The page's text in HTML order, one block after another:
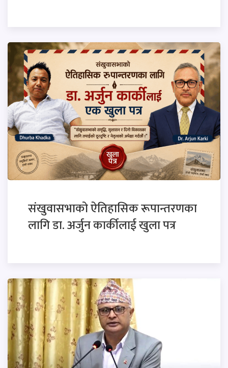
संखुवासभाको ऐतिहासिक रूपान्तरणका
लागि डा. अर्जुन कार्कीलाई खुला पत्र